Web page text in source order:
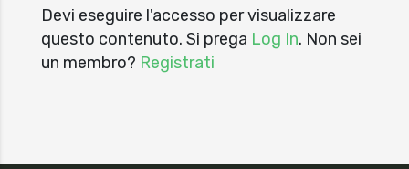
Devi eseguire l'accesso per visualizzare
questo contenuto. Si prega Log In. Non sei
un membro? Registrati